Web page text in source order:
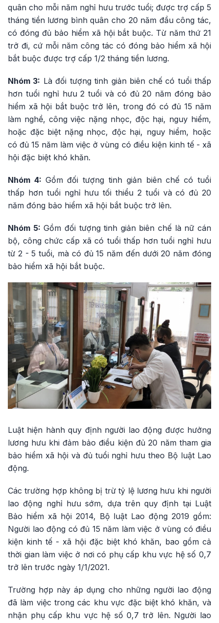
quân cho mỗi năm nghỉ hưu trước tuổi; được trợ cấp 5
tháng tiền lương bình quân cho 20 năm đầu công tác,
có đóng đủ bảo hiểm xã hội bắt buộc. Từ năm thứ 21
trở đi, cứ mỗi năm công tác có đóng bảo hiểm xã hội
bắt buộc được trợ cấp 1/2 tháng tiền lương.
Nhóm 3: Là đối tượng tinh giản biên chế có tuổi thấp
hơn tuổi nghỉ hưu 2 tuổi và có đủ 20 năm đóng bảo
hiểm xã hội bắt buộc trở lên, trong đó có đủ 15 năm
làm nghề, công việc nặng nhọc, độc hại, nguy hiểm,
hoặc đặc biệt nặng nhọc, độc hại, nguy hiểm, hoặc
có đủ 15 năm làm việc ở vùng có điều kiện kinh tế - xã
hội đặc biệt khó khăn.
Nhóm 4: Gồm đối tượng tinh giản biên chế có tuổi
thấp hơn tuổi nghỉ hưu tối thiểu 2 tuổi và có đủ 20
năm đóng bảo hiểm xã hội bắt buộc trở lên.
Nhóm 5: Gồm đối tượng tinh giản biên chế là nữ cán
bộ, công chức cấp xã có tuổi thấp hơn tuổi nghỉ hưu
từ 2 - 5 tuổi, mà có đủ 15 năm đến dưới 20 năm đóng
bảo hiểm xã hội bắt buộc.
Luật hiện hành quy định người lao động được hưởng
lương hưu khi đảm bảo điều kiện đủ 20 năm tham gia
bảo hiểm xã hội và đủ tuổi nghỉ hưu theo Bộ luật Lao
động.
Các trường hợp không bị trừ tỷ lệ lương hưu khi người
lao động nghỉ hưu sớm, dựa trên quy định tại Luật
Bảo hiểm xã hội 2014, Bộ luật Lao động 2019 gồm:
Người lao động có đủ 15 năm làm việc ở vùng có điều
kiện kinh tế - xã hội đặc biệt khó khăn, bao gồm cả
thời gian làm việc ở nơi có phụ cấp khu vực hệ số 0,7
trở lên trước ngày 1/1/2021.
Trường hợp này áp dụng cho những người lao động
đã làm việc trong các khu vực đặc biệt khó khăn, và
nhận phụ cấp khu vực hệ số 0,7 trở lên. Người lao